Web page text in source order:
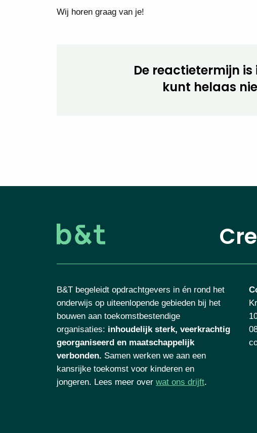
Wij horen graag van je!
De reactietermijn
kunt helaas
B&T begeleidt opdrachtgevers in én rond het
onderwijs op uiteenlopende gebieden bij het
bouwen aan toekomstbestendige
organisaties: inhoudelijk sterk, veerkrachtig
georganiseerd en maatschappelijk
verbonden. Samen werken we aan een
kansrijke toekomst voor kinderen en
jongeren. Lees meer over wat ons drijft.